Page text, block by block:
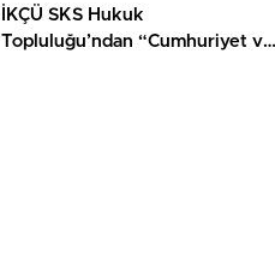
İKÇÜ SKS Hukuk
Topluluğu’ndan “Cumhuriyet ve